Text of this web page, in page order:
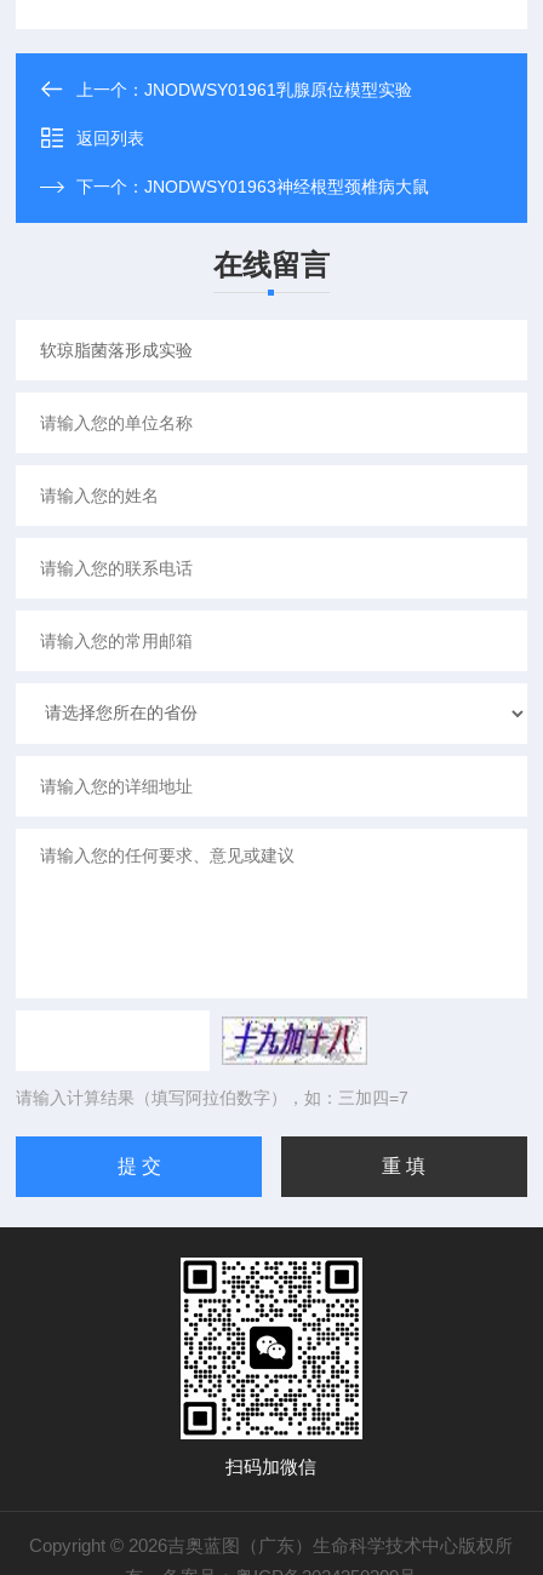
上一个：JNODWSY01961乳腺原位模型实验
返回列表
下一个：JNODWSY01963神经根型颈椎病大鼠
在线留言
请输入计算结果（填写阿拉伯数字），如：三加四=7
扫码加微信
Copyright © 2026吉奥蓝图（广东）生命科学技术中心版权所